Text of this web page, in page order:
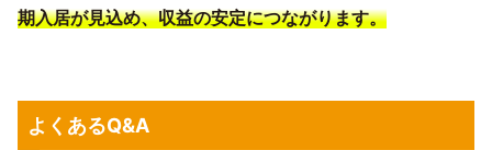
期入居が見込め、収益の安定につながります。
よくあるQ&A